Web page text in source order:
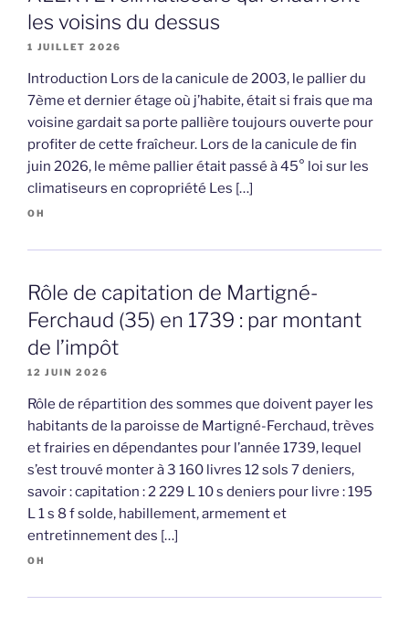
les voisins du dessus
1 JUILLET 2026
Introduction Lors de la canicule de 2003, le pallier du
7ème et dernier étage où j’habite, était si frais que ma
voisine gardait sa porte pallière toujours ouverte pour
profiter de cette fraîcheur. Lors de la canicule de fin
juin 2026, le même pallier était passé à 45° loi sur les
climatiseurs en copropriété Les […]
OH
Rôle de capitation de Martigné-
Ferchaud (35) en 1739 : par montant
de l’impôt
12 JUIN 2026
Rôle de répartition des sommes que doivent payer les
habitants de la paroisse de Martigné-Ferchaud, trèves
et frairies en dépendantes pour l’année 1739, lequel
s’est trouvé monter à 3 160 livres 12 sols 7 deniers,
savoir : capitation : 2 229 L 10 s deniers pour livre : 195
L 1 s 8 f solde, habillement, armement et
entretinnement des […]
OH